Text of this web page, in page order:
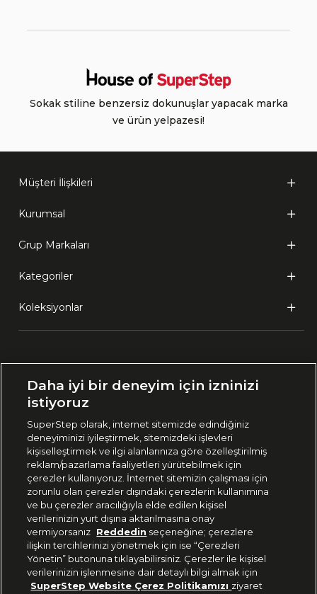
Sokak stiline benzersiz dokunuşlar yapacak marka
ve ürün yelpazesi!
Müşteri İlişkileri
Kurumsal
Grup Markaları
Kategoriler
Koleksiyonlar
🇹🇷 Türkiye
444 37 36
Uygulamadan Takip Edin
Bizi Takip Edin
Daha iyi bir deneyim için izninizi
istiyoruz
SuperStep olarak, internet sitemizde edindiğiniz
deneyiminizi iyileştirmek, sitemizdeki işlevleri
kişiselleştirmek ve ilgi alanlarınıza göre özelleştirilmiş
reklam/pazarlama faaliyetleri yürütebilmek için
çerezler kullanıyoruz. İnternet sitemizin çalışması için
zorunlu olan çerezler dışındaki çerezlerin kullanımına
ve bu çerezler aracılığıyla elde edilen kişisel
verilerinizin yurt dışına aktarılmasına onay
vermiyorsanız Reddedin seçeneğine; çerezlere
ilişkin tercihlerinizi yönetmek için ise “Çerezleri
Yönetin” butonuna tıklayabilirsiniz. Çerezler ile kişisel
verilerinizin işlenmesine dair detaylı bilgi almak için
SuperStep Website Çerez Politikamızı ziyaret